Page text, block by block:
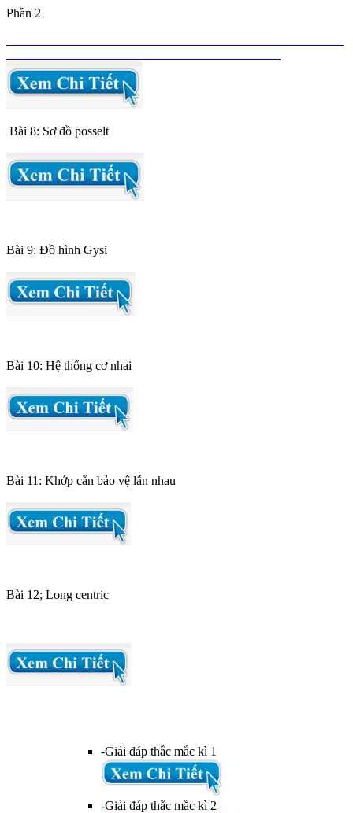
Phần 2
Bài 8: Sơ đồ posselt
Bài 9: Đồ hình Gysi
Bài 10: Hệ thống cơ nhai
Bài 11: Khớp cắn bảo vệ lẫn nhau
Bài 12; Long centric
-Giải đáp thắc mắc kì 1
-Giải đáp thắc mắc kì 2